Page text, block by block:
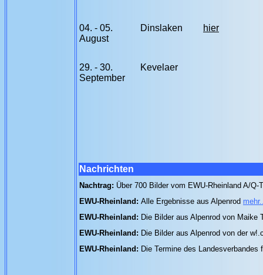
04. - 05.
August
Dinslaken hier
29. - 30.
September
Kevelaer
Nachrichten
Nachtrag: Über 700 Bilder vom EWU-Rheinland A/
EWU-Rheinland: Alle Ergebnisse aus Alpenrod
EWU-Rheinland: Die Bilder aus Alpenrod von Maike
EWU-Rheinland: Die Bilder aus Alpenrod von der
EWU-Rheinland: Die Termine des Landesverbandes